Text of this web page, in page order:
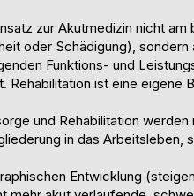
zur Akutmedizin nicht
oder Schädigung),
Funktions- und
Rehabilitation ist eine
und Rehabilitation
in das
Entwicklung